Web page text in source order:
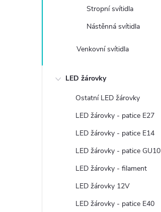
Stropní svítidla
Nástěnná svítidla
Venkovní svítidla
LED žárovky
Ostatní LED žárovky
LED žárovky - patice E27
LED žárovky - patice E14
LED žárovky - patice GU10
LED žárovky - filament
LED žárovky 12V
LED žárovky - patice E40